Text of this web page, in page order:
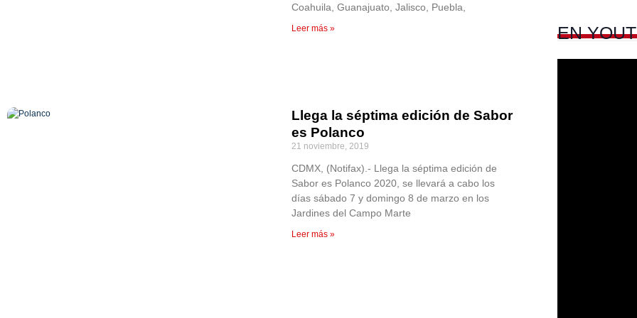
Coahuila, Guanajuato, Jalisco, Puebla,
Leer más »
Llega la séptima edición de Sabor
es Polanco
21 noviembre, 2019
CDMX, (Notifax).- Llega la séptima edición de
Sabor es Polanco 2020, se llevará a cabo los
días sábado 7 y domingo 8 de marzo en los
Jardines del Campo Marte
Leer más »
EN